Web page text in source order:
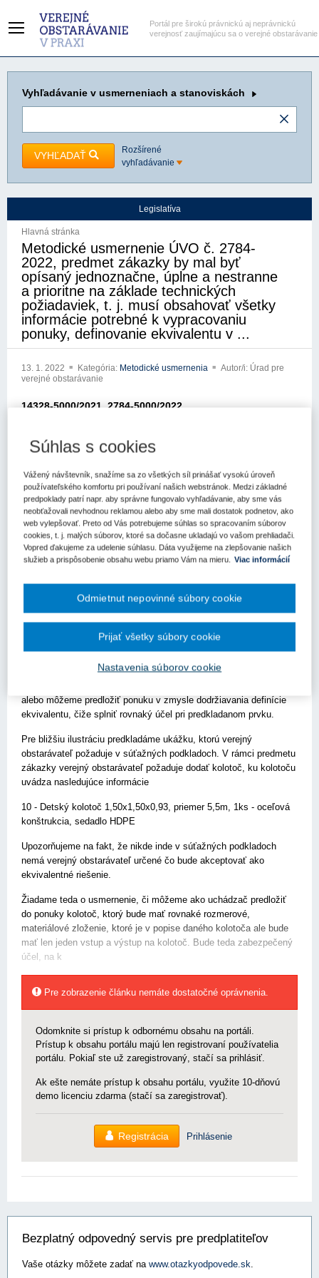
Portál pre širokú právnickú aj neprávnickú
verejnosť zaujímajúcu sa o verejné obstarávanie
Vyhľadávanie v usmerneniach a stanoviskách
VYHĽADAŤ
Rozšírené
vyhľadávanie
Legislatíva
Hlavná stránka
Metodické usmernenie ÚVO č. 2784-
2022, predmet zákazky by mal byť
opísaný jednoznačne, úplne a nestranne
a prioritne na základe technických
požiadaviek, t. j. musí obsahovať všetky
informácie potrebné k vypracovaniu
ponuky, definovanie ekvivalentu v ...
13. 1. 2022 Kategória: Metodické usmernenia
Autor/i: Úrad pre
verejné obstarávanie
14328-5000/2021, 2784-5000/2022
Bratislava: 7.1.2022
Dňa 9.12.2021 ste sa na nás obrátili so žiadosťou o metodické
usmernenie k zákonu č. 343/2015 Z.z. o verejnom obstarávaní a o
zmene a doplnení niektorých zákonov v znení neskorších
predpisov (ďalej len „zákon o verejnom obstarávaní“).
vypracovania ponuky, ak verejný obstarávateľ na predmetnú
neuvádza žiadny iný bližší popis. V prípade predloženia ponuky
alebo môžeme predložiť ponuku v zmysle dodržiavania definície
ekvivalentu, čiže splniť rovnaký účel pri predkladanom prvku.
Pre bližšiu ilustráciu predkladáme ukážku, ktorú verejný
obstarávateľ požaduje v súťažných podkladoch. V rámci predmetu
zákazky verejný obstarávateľ požaduje dodať kolotoč, ku kolotoču
uvádza nasledujúce informácie
10 - Detský kolotoč 1,50x1,50x0,93, priemer 5,5m, 1ks - oceľová
konštrukcia, sedadlo HDPE
Upozorňujeme na fakt, že nikde inde v súťažných podkladoch
nemá verejný obstarávateľ určené čo bude akceptovať ako
ekvivalentné riešenie.
Žiadame teda o usmernenie, či môžeme ako uchádzač predložiť
do ponuky kolotoč, ktorý bude mať rovnaké rozmerové,
materiálové zloženie, ktoré je v popise daného kolotoča ale bude
mať len jeden vstup a výstup na kolotoč. Bude teda zabezpečený
účel, na k
Pre zobrazenie článku nemáte dostatočné oprávnenia.
Odomknite si prístup k odbornému obsahu na portáli.
Prístup k obsahu portálu majú len registrovaní používatelia
portálu. Pokiaľ ste už zaregistrovaný, stačí sa prihlásiť.
Ak ešte nemáte prístup k obsahu portálu, využite 10-dňovú
demo licenciu zdarma (stačí sa zaregistrovať).
Registrácia Prihlásenie
Bezplatný odpovedný servis pre predplatiteľov
Vaše otázky môžete zadať na www.otazkyodpovede.sk.
Súhlas s cookies
Vážený návštevník, snažíme sa zo všetkých síl prinášať vysokú úroveň
používateľského komfortu pri používaní našich webstránok. Medzi základné
predpoklady patrí napr. aby správne fungovalo vyhľadávanie, aby sme vás
neobťažovali nevhodnou reklamou alebo aby sme mali dostatok podnetov, ako
web vylepšovať. Preto od Vás potrebujeme súhlas so spracovaním súborov
cookies, t. j. malých súborov, ktoré sa dočasne ukladajú vo vašom prehliadači.
Vopred ďakujeme za udelenie súhlasu. Dáta využijeme na zlepšovanie našich
služieb a prispôsobenie obsahu webu priamo Vám na mieru.
Viac informácií
Nastavenia súborov cookie
Odmietnut nepovinné súbory cookie
Prijať všetky súbory cookie